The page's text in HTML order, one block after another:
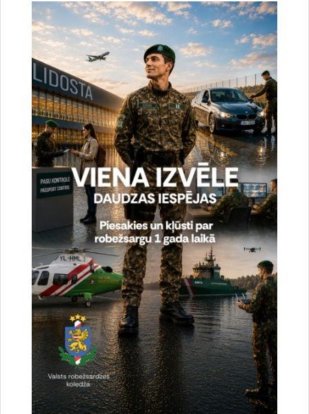
Autors:
Informāciju sagatavoja: Inga Bēķe, Valsts robežsardzes
Galvenās pārvaldes Stratēģiskās attīstības un sabiedrisko
attiecību nodaļas galvenā inspektore, mob. 26443647, e-
pasts inga.beke@rs.gov.lv
Saistītas tēmas
Aktualitātes: Statistika
Drukāt lapu
Dalīties